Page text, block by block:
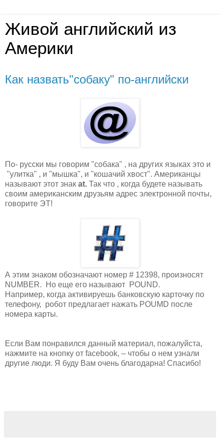
Живой английский из
Америки
Как назвать"собаку" по-английски
По- русски мы говорим "собака" , на других языках это и
"улитка" , и "мышка", и "кошачий хвост". Американцы
называют этот знак at. Так что , когда будете называть
своим американским друзьям адрес электронной почты,
говорите ЭТ!
А этим знаком обозначают номер # 12398, произносят
NUMBER. Но еще его называют POUND.
Например, когда активируешь банковскую карточку по
телефону, робот предлагает нажать POUMD после
номера карты.
Если Вам понравился данный материал, пожалуйста,
нажмите на кнопку от facebook, – чтобы о нем узнали
другие люди. Я буду Вам очень благодарна! Спасибо!